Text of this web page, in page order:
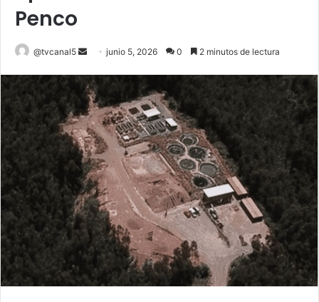
Penco
@tvcanal5
Send
email
junio 5, 2026 0 2 minutos de lectura